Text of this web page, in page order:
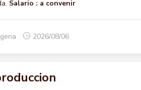
Salario : a convenir
2026/08/06